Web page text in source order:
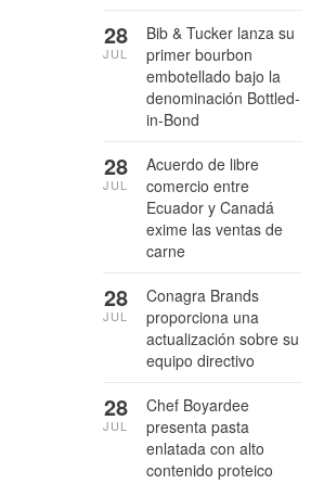
Bib & Tucker lanza su
primer bourbon
embotellado bajo la
denominación Bottled-
in-Bond
28
JUL
Acuerdo de libre
comercio entre
Ecuador y Canadá
exime las ventas de
carne
28
JUL
Conagra Brands
proporciona una
actualización sobre su
equipo directivo
28
JUL
Chef Boyardee
presenta pasta
enlatada con alto
contenido proteico
28
JUL